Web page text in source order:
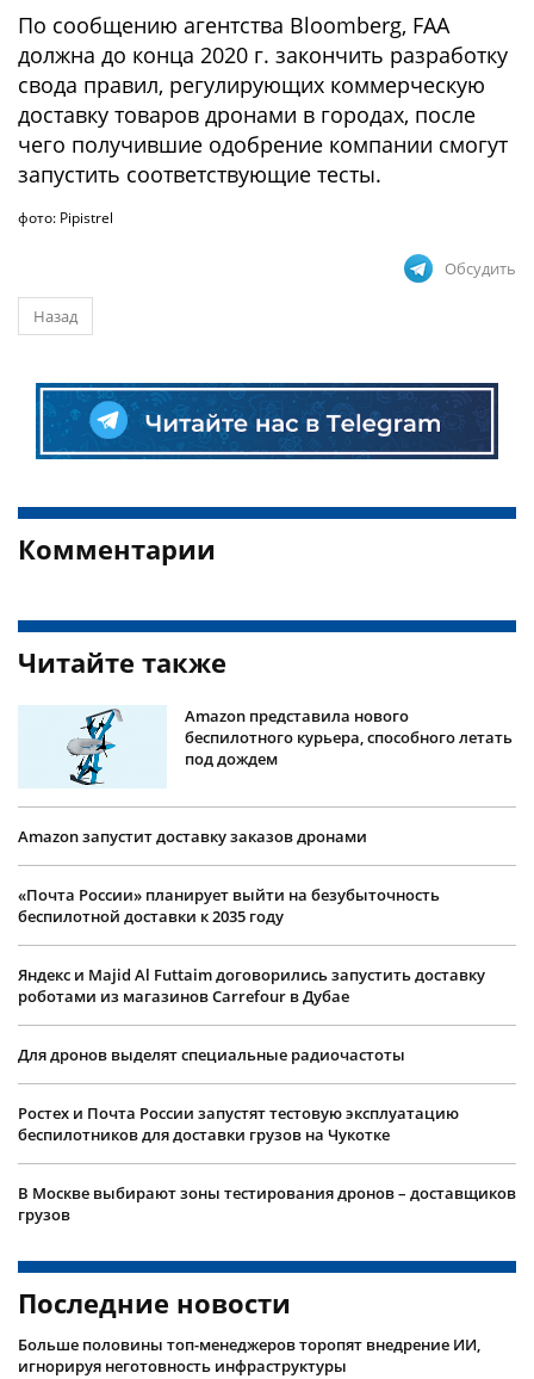
По сообщению агентства Bloomberg, FAA
должна до конца 2020 г. закончить разработку
свода правил, регулирующих коммерческую
доставку товаров дронами в городах, после
чего получившие одобрение компании смогут
запустить соответствующие тесты.
фото: Pipistrel
Обсудить
Назад
Комментарии
Читайте также
Amazon представила нового
беспилотного курьера, способного летать
под дождем
Amazon запустит доставку заказов дронами
«Почта России» планирует выйти на безубыточность
беспилотной доставки к 2035 году
Яндекс и Majid Al Futtaim договорились запустить доставку
роботами из магазинов Carrefour в Дубае
Для дронов выделят специальные радиочастоты
Ростех и Почта России запустят тестовую эксплуатацию
беспилотников для доставки грузов на Чукотке
В Москве выбирают зоны тестирования дронов – доставщиков
грузов
Последние новости
Больше половины топ-менеджеров торопят внедрение ИИ,
игнорируя неготовность инфраструктуры